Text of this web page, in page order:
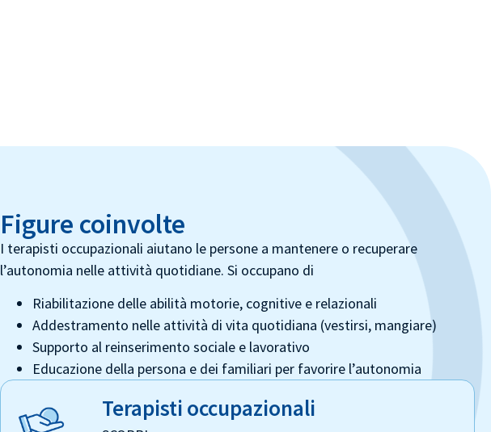
Figure coinvolte
I terapisti occupazionali aiutano le persone a mantenere o recuperare
l’autonomia nelle attività quotidiane. Si occupano di
Riabilitazione delle abilità motorie, cognitive e relazionali
Addestramento nelle attività di vita quotidiana (vestirsi, mangiare)
Supporto al reinserimento sociale e lavorativo
Educazione della persona e dei familiari per favorire l’autonomia
Terapisti occupazionali